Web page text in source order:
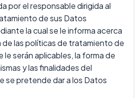
por el responsable dirigida al
de sus Datos
la cual se le informa acerca
de las políticas de tratamiento de
le serán aplicables, la forma de
y las finalidades del
se pretende dar a los Datos